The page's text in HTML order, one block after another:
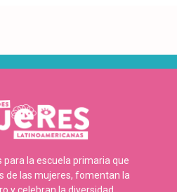
para la escuela primaria que
de las mujeres, fomentan la
y celebran la diversidad.